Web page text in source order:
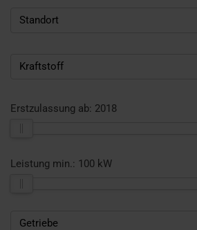
Standort
Kraftstoff
Erstzulassung ab: 2018
Leistung min.: 100 kW
Getriebe